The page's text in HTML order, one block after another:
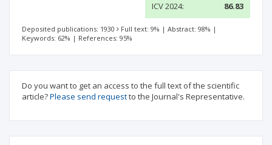
ICV 2024: 86.83
Deposited publications: 1930 Full text: 9% | Abstract: 98% |
Keywords: 62% | References: 95%
Do you want to get an access to the full text of the scientific
article?Please send requestto the Journal's Representative.